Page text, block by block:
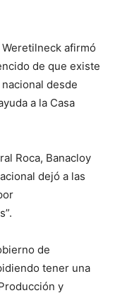
afirmó
de que existe
desde
a la Casa
Roca, Banacloy
dejó a las
de
tener una
y